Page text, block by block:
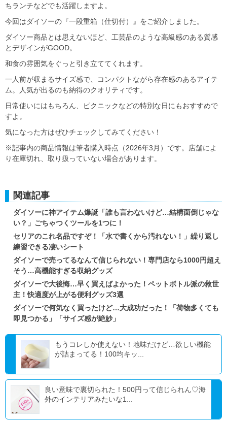
ちランチなどでも活躍しますよ。
今回はダイソーの『一段重箱（仕切付）』をご紹介しました。
ダイソー商品とは思えないほど、工芸品のような高級感のある質感
とデザインがGOOD。
和食の雰囲気をぐっと引き立ててくれます。
一人前が収まるサイズ感で、コンパクトながら存在感のあるアイテ
ム。人気が出るのも納得のクオリティです。
日常使いにはもちろん、ピクニックなどの特別な日にもおすすめで
すよ。
気になった方はぜひチェックしてみてください！
※記事内の商品情報は筆者購入時点（2026年3月）です。店舗によ
り在庫切れ、取り扱っていない場合があります。
関連記事
ダイソーに神アイテム爆誕「誰も言わないけど…結構面倒じゃな
い？」ごちゃつくツールを1つに！
セリアのこれ名品ですぞ！「水で書くから汚れない！」繰り返し
練習できる凄いシート
ダイソーで売ってるなんて信じられない！専門店なら1000円超え
そう…高機能すぎる収納グッズ
ダイソーで大後悔…早く買えばよかった！ペットボトル派の救世
主！快適度が上がる便利グッズ3選
ダイソーで何気なく買ったけど…大成功だった！「荷物多くても
即見つかる」「サイズ感が絶妙」
もうコレしか使えない！地味だけど…欲しい機能
が詰まってる！100均キッ...
良い意味で裏切られた！500円って信じられん♡海
外のインテリアみたいな1...